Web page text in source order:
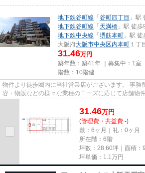
地下鉄谷町線 「谷町四丁目 」駅
地下鉄谷町線 「天満橋 」駅 徒歩
地下鉄中央線 「堺筋本町 」駅
大阪府大阪市中央区内本町 １丁
31.46万円
築年数：築41年 ｜募集中： 1室
階数：10階建
物件より徒歩圏内に当社営業店がございます。 事務
容・物販などの様々な業種のニーズに応じて店舗物
尚、弊社ではおとり広告は一切...
31.46万円
(管理費・共益費 -)
敷：6ヶ月｜礼：0ヶ月
所在階：6階
坪数：28.60坪｜面積：
坪単価： 1.1 万円